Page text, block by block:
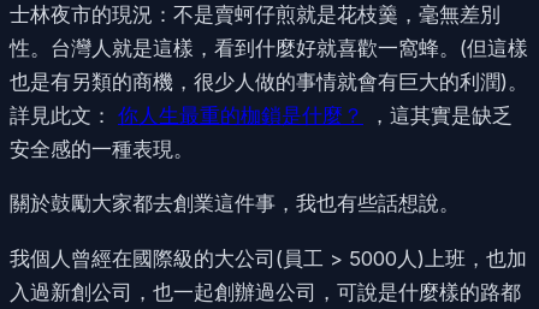
士林夜市的現況：不是賣蚵仔煎就是花枝羹，毫無差別
性。台灣人就是這樣，看到什麼好就喜歡一窩蜂。(但這樣
也是有另類的商機，很少人做的事情就會有巨大的利潤)。
詳見此文： 你人生最重的枷鎖是什麼？
，這其實是缺乏
安全感的一種表現。
關於鼓勵大家都去創業這件事，我也有些話想說。
我個人曾經在國際級的大公司(員工 > 5000人)上班，也加
入過新創公司，也一起創辦過公司，可說是什麼樣的路都